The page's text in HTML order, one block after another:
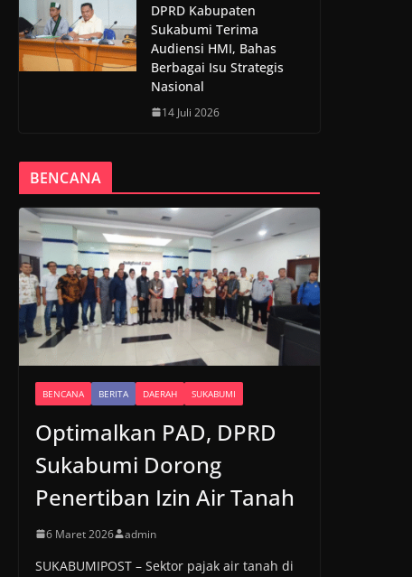
DPRD Kabupaten
Sukabumi Terima
Audiensi HMI, Bahas
Berbagai Isu Strategis
Nasional
14 Juli 2026
BENCANA
BENCANA BERITA DAERAH SUKABUMI
Optimalkan PAD, DPRD
Sukabumi Dorong
Penertiban Izin Air Tanah
6 Maret 2026 admin
SUKABUMIPOST – Sektor pajak air tanah di